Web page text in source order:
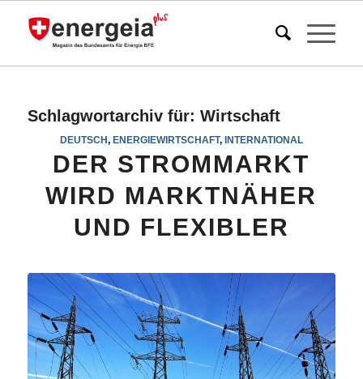
Schlagwortarchiv für: Wirtschaft
DEUTSCH, ENERGIEWIRTSCHAFT, INTERNATIONAL
DER STROMMARKT
WIRD MARKTNÄHER
UND FLEXIBLER